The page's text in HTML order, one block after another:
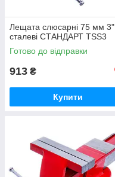
Лещата слюсарні 75 мм 3"
сталеві СТАНДАРТ TSS3
Готово до відправки
913 ₴
Купити